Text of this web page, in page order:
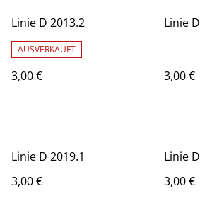
Linie D 2013.2
AUSVERKAUFT
3,00 €
Linie
3,00 €
Linie D 2019.1
3,00 €
Linie
3,00 €